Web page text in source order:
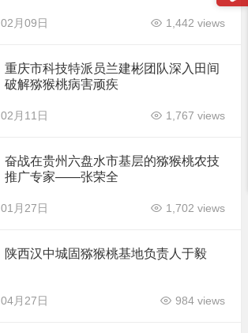
02月09日 1,442 views
重庆市科技特派员兰建彬团队深入田间
破解猕猴桃病害顽疾
02月11日 1,767 views
奋战在贵州六盘水市基层的猕猴桃农技
推广专家——张荣全
01月27日 1,702 views
陕西汉中城固猕猴桃基地负责人于毅
04月27日 984 views